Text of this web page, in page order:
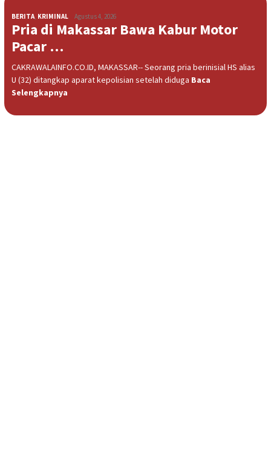
BERITA KRIMINAL Agustus 4, 2026
Pria di Makassar Bawa Kabur Motor
Pacar …
CAKRAWALAINFO.CO.ID, MAKASSAR-- Seorang pria berinisial HS alias
U (32) ditangkap aparat kepolisian setelah diduga Baca
Selengkapnya